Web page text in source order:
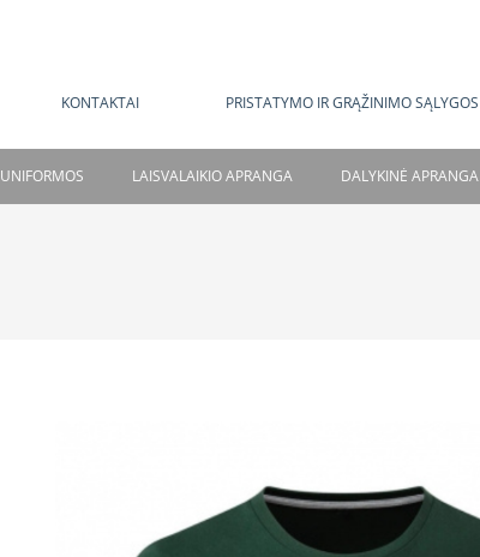
KONTAKTAI PRISTATYMO IR GRĄŽINIMO SĄLYGOS
UNIFORMOS LAISVALAIKIO APRANGA DALYKINĖ APRANGA